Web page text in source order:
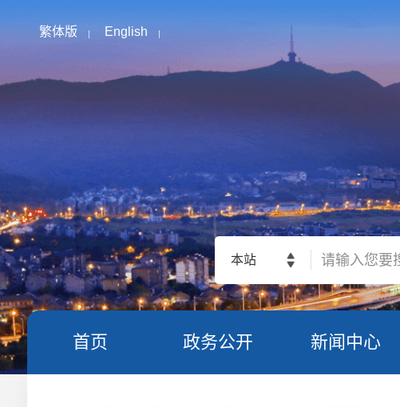
繁体版 English
本站
首页 政务公开 新闻中心